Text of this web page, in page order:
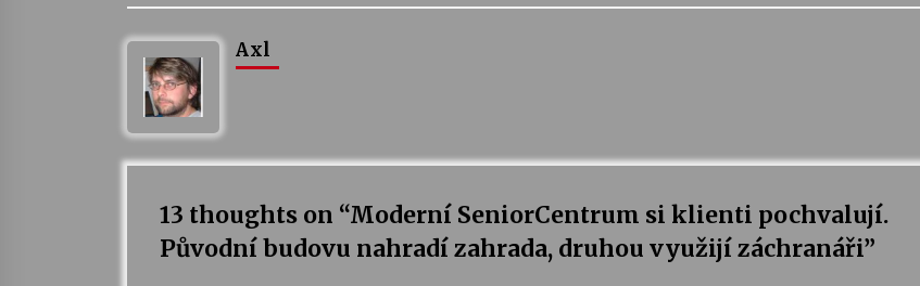
Axl
13 thoughts on “Moderní SeniorCentrum si klienti pochvalují.
Původní budovu nahradí zahrada, druhou využijí záchranáři”